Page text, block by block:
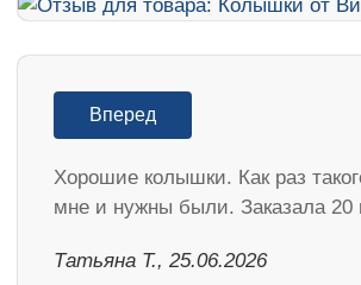
Вперед
Хорошие колышки. Как раз
мне и нужны были. Заказала
Татьяна Т., 25.06.2026